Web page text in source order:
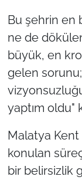
Bu şehrin en
ne de
büyük, en
gelen
yaptım oldu"
Malatya
konulan
bir belirsizlik